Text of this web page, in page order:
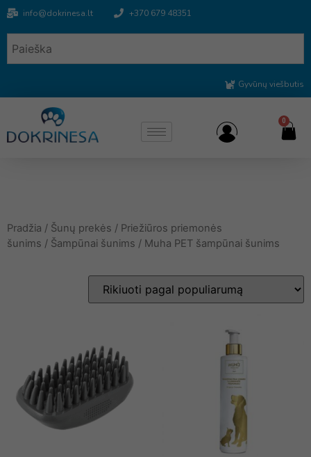
info@dokrinesa.lt +370 679 48351
Gyvūnų viešbutis
0
Pradžia / Šunų prekės / Priežiūros priemonės
šunims / Šampūnai šunims / Muha PET šampūnai šunims